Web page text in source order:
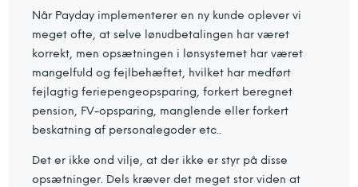
Når Payday implementerer en ny kunde oplever vi
meget ofte, at selve lønudbetalingen har været
korrekt, men opsætningen i lønsystemet har været
mangelfuld og fejlbehæftet, hvilket har medført
fejlagtig feriepengeopsparing, forkert beregnet
pension, FV-opsparing, manglende eller forkert
beskatning af personalegoder etc..
Det er ikke ond vilje, at der ikke er styr på disse
opsætninger. Dels kræver det meget stor viden at